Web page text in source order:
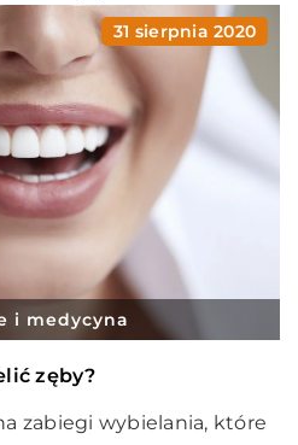
31 sierpnia 2020
i medycyna
zęby?
zabiegi wybielania, które